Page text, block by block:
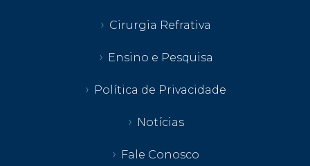
Cirurgia Refrativa
Ensino e Pesquisa
Política de Privacidade
Notícias
Fale Conosco